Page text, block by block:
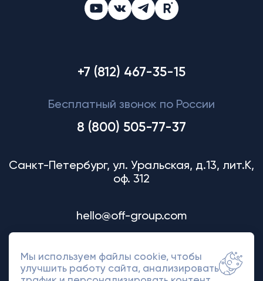
+7 (812) 467-35-15
Бесплатный звонок по России
8 (800) 505-77-37
Санкт-Петербург, ул. Уральская, д.13, лит.К,
оф. 312
hello@off-group.com
Мы используем файлы cookie, чтобы
улучшить работу сайта, анализировать